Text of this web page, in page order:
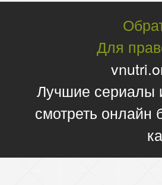
Для
Лучшие
смотреть онлайн